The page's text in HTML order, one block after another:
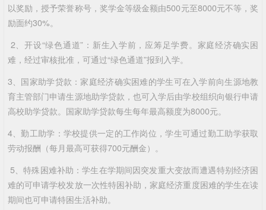
以奖励，授予荣誉称号，奖学金等级金额由500元至8000元不等，奖
励面约30%。
2、开设“绿色通道”：新生入学前，应筹足学费。家庭经济确实困
难，经过审核批准，可通过“绿色通道”报到入学。
3、国家助学贷款：家庭经济确实困难的学生可在入学前向生源地教
育主管部门申请生源地助学贷款，也可入学后由学校组织向银行申请
高校助学贷款。国家助学贷款每生每年最高额度为8000元。
4、勤工助学：学校提供一定的工作岗位，学生可通过勤工助学获取
劳动报酬（每月最高可获得700元酬金）。
5、特殊困难补助：学生在学期间因突发重大变故而遭遇特别经济困
难的可申请学校发放一次性特困补助，家庭经济重度困难的学生在读
期间也可申请特困生活补助。